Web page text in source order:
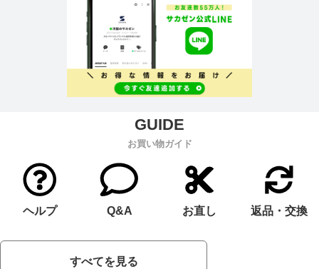
お買い物ガイド
ヘルプ Q&A お直し 返品・交換
すべてを見る